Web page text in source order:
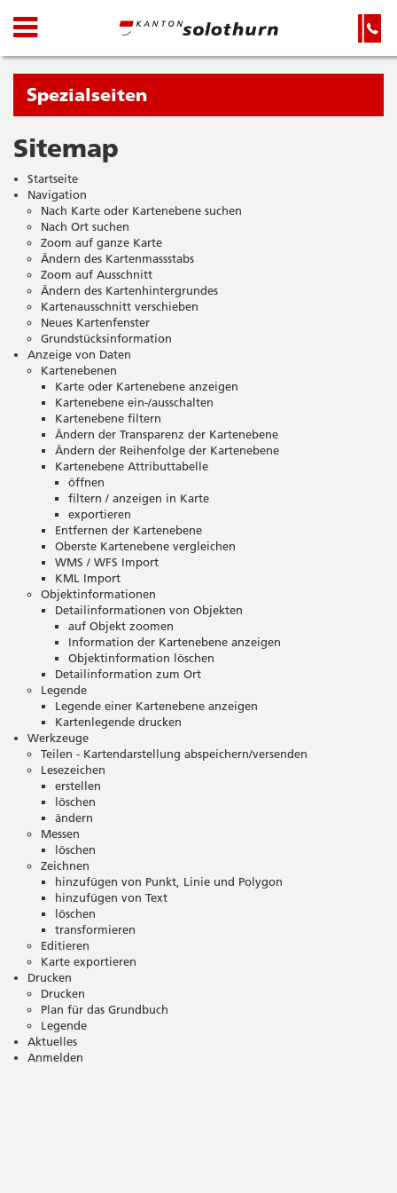
Kanton
Solothurn
Wichtige
Seiten
Startseite
Hauptnavigation
Inhalt
Sitemap
Suche
Navigation
und
Suche
Navigation
Sie
befinden
sich
gerade
in:
Spezialseiten
Sitemap
Startseite
Navigation
Nach Karte oder Kartenebene suchen
Nach Ort suchen
Zoom auf ganze Karte
Ändern des Kartenmassstabs
Zoom auf Ausschnitt
Ändern des Kartenhintergrundes
Kartenausschnitt verschieben
Neues Kartenfenster
Grundstücksinformation
Anzeige von Daten
Kartenebenen
Karte oder Kartenebene anzeigen
Kartenebene ein-/ausschalten
Kartenebene filtern
Ändern der Transparenz der Kartenebene
Ändern der Reihenfolge der Kartenebene
Kartenebene Attributtabelle
öffnen
filtern / anzeigen in Karte
exportieren
Entfernen der Kartenebene
Oberste Kartenebene vergleichen
WMS / WFS Import
KML Import
Objektinformationen
Detailinformationen von Objekten
auf Objekt zoomen
Information der Kartenebene anzeigen
Objektinformation löschen
Detailinformation zum Ort
Legende
Legende einer Kartenebene anzeigen
Kartenlegende drucken
Werkzeuge
Teilen - Kartendarstellung abspeichern/versenden
Lesezeichen
erstellen
löschen
ändern
Messen
löschen
Zeichnen
hinzufügen von Punkt, Linie und Polygon
hinzufügen von Text
löschen
transformieren
Editieren
Karte exportieren
Drucken
Drucken
Plan für das Grundbuch
Legende
Aktuelles
Anmelden